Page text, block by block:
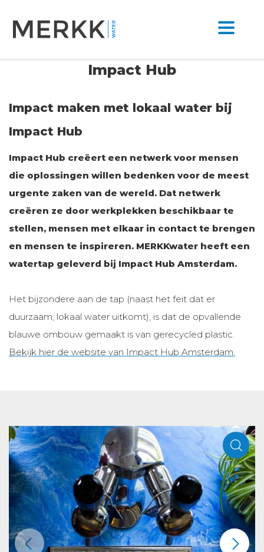
Impact Hub
Impact maken met lokaal water bij
Impact Hub
Impact Hub creëert een netwerk voor mensen
die oplossingen willen bedenken voor de meest
urgente zaken van de wereld. Dat netwerk
creëren ze door werkplekken beschikbaar te
stellen, mensen met elkaar in contact te brengen
en mensen te inspireren. MERKKwater heeft een
watertap geleverd bij Impact Hub Amsterdam.
Het bijzondere aan de tap (naast het feit dat er
duurzaam, lokaal water uitkomt), is dat de opvallende
blauwe ombouw gemaakt is van gerecycled plastic.
Bekijk hier de website van Impact Hub Amsterdam.